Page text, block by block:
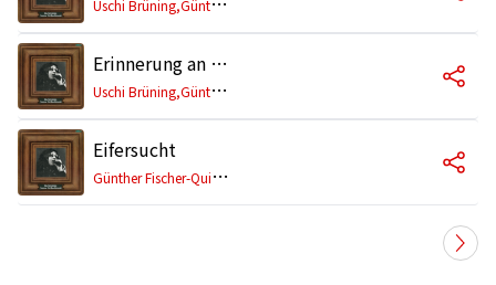
Erinnerung an Jürgen H.
U
schi Brüning,Günther Fischer-Quintett
Eifersucht
G
ünther Fischer-Quintett,Uschi Brüning